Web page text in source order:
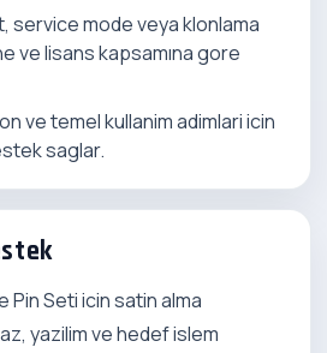
service mode veya klonlama
ve lisans kapsamına gore
ve temel kullanim adimlari icin
saglar.
Pin Seti icin satin alma
yazilim ve hedef islem